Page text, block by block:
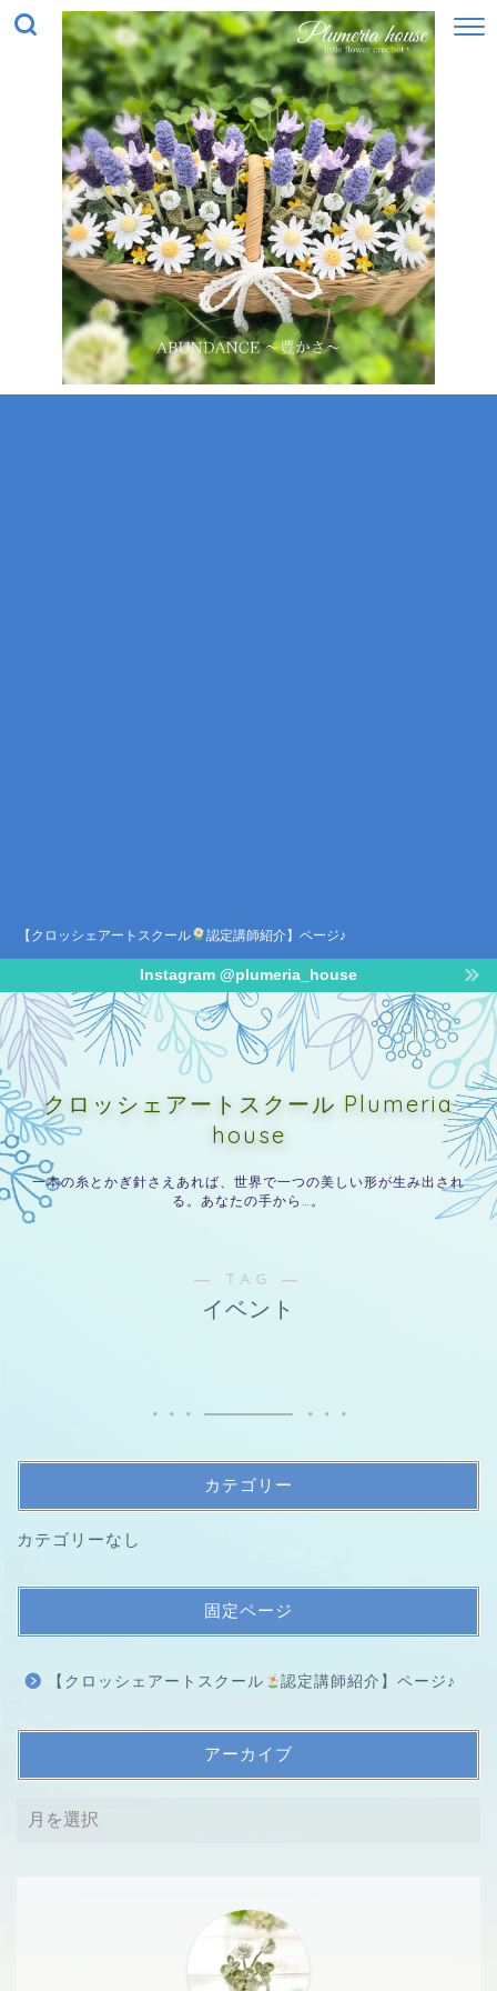
【クロッシェアートスクール 認定講師紹介】ページ♪
Instagram @plumeria_house
クロッシェアートスクール Plumeria
house
一本の糸とかぎ針さえあれば、世界で一つの美しい形が生み出され
る。あなたの手から…。
― TAG ―
イベント
カテゴリー
カテゴリーなし
固定ページ
【クロッシェアートスクール 認定講師紹介】ページ♪
アーカイブ